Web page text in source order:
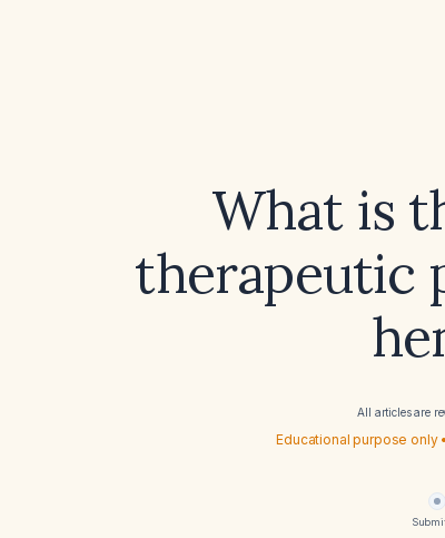
What is
therapeutic
All articles are
Educational purpose only